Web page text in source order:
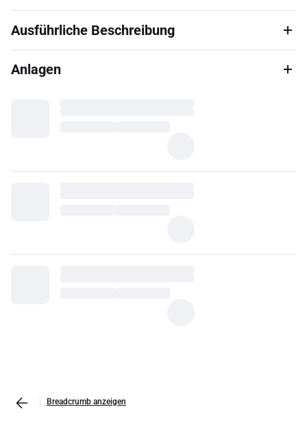
Ausführliche Beschreibung
Anlagen
Breadcrumb anzeigen